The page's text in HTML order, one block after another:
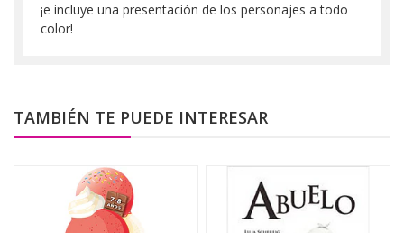
¡e incluye una presentación de los personajes a todo
color!
TAMBIÉN TE PUEDE INTERESAR